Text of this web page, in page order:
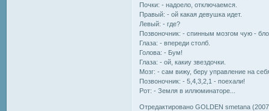
Почки: - надоело, отключаемся.
Правый: - ой какая девушка идет.
Левый: - где?
Позвоночник: - спинным мозгом чую -
Глаза: - впереди столб.
Голова: - Бум!
Глаза: - ой, какиу звездочки.
Мозг: - сам вижу, беру управление на
Позвоночник: - 5,4,3,2,1 - поехали!
Рот: - Земля в иллюминаторе...
Отредактировано GOLDEN smetana